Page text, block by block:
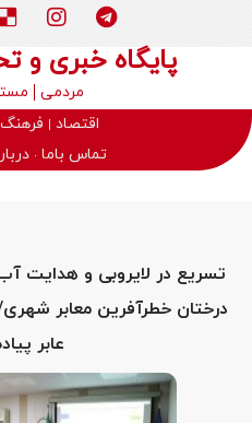
پایگاه خبری و
مردمی
اقتصاد
تماس باما
تسریع در لایروبی و
درختان خطرآفرین معابر
عابر